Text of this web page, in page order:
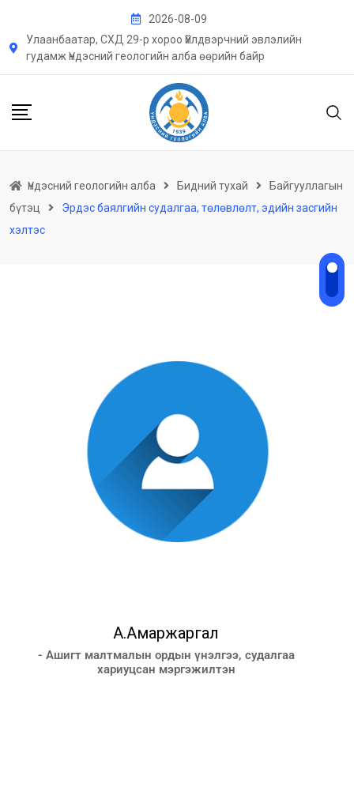
2026-08-09
Улаанбаатар, СХД 29-р хороо Үйлдвэрчний эвлэлийн
гудамж Үндэсний геологийн алба өөрийн байр
Үндэсний геологийн алба Бидний тухай
Байгууллагын
бүтэц
Эрдэс баялгийн судалгаа, төлөвлөлт, эдийн засгийн
хэлтэс
А.Амаржаргал
- Ашигт малтмалын ордын үнэлгээ, судалгаа
хариуцсан мэргэжилтэн